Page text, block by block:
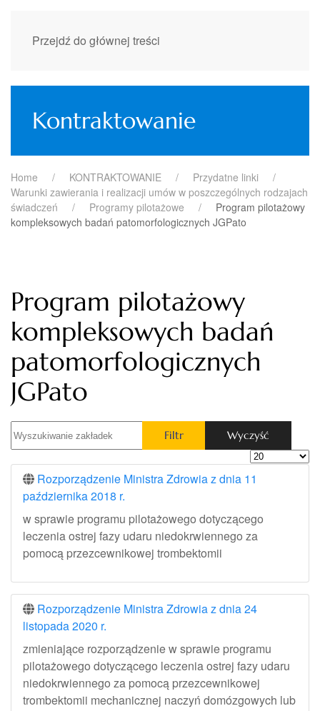
Przejdź do głównej treści
Kontraktowanie
Home KONTRAKTOWANIE
Przydatne linki
Warunki zawierania i realizacji umów w poszczególnych rodzajach
świadczeń
Programy pilotażowe
Program pilotażowy
kompleksowych badań patomorfologicznych JGPato
Program pilotażowy
kompleksowych badań
patomorfologicznych
JGPato
Wyszukiwanie zakładek Filtr Wyczyść
Pokaż #
Rozporządzenie Ministra Zdrowia z dnia 11
października 2018 r.
w sprawie programu pilotażowego dotyczącego
leczenia ostrej fazy udaru niedokrwiennego za
pomocą przezcewnikowej trombektomii
Rozporządzenie Ministra Zdrowia z dnia 24
listopada 2020 r.
zmieniające rozporządzenie w sprawie programu
pilotażowego dotyczącego leczenia ostrej fazy udaru
niedokrwiennego za pomocą przezcewnikowej
trombektomii mechanicznej naczyń domózgowych lub